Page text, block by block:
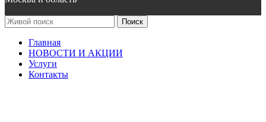
Поиск
Главная
НОВОСТИ И АКЦИИ
Услуги
Контакты